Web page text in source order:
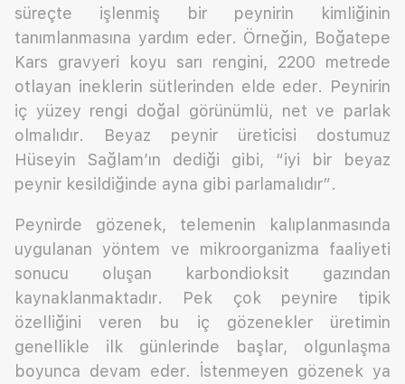
süreçte işlenmiş bir peynirin kimliğinin
tanımlanmasına yardım eder. Örneğin, Boğatepe
Kars gravyeri koyu sarı rengini, 2200 metrede
otlayan ineklerin sütlerinden elde eder. Peynirin
iç yüzey rengi doğal görünümlü, net ve parlak
olmalıdır. Beyaz peynir üreticisi dostumuz
Hüseyin Sağlam’ın dediği gibi, “iyi bir beyaz
peynir kesildiğinde ayna gibi parlamalıdır”.
Peynirde gözenek, telemenin kalıplanmasında
uygulanan yöntem ve mikroorganizma faaliyeti
sonucu oluşan karbondioksit gazından
kaynaklanmaktadır. Pek çok peynire tipik
özelliğini veren bu iç gözenekler üretimin
genellikle ilk günlerinde başlar, olgunlaşma
boyunca devam eder. İstenmeyen gözenek ya